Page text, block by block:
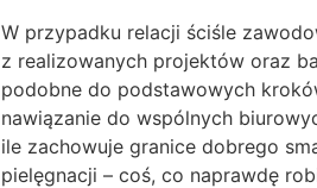
W przypadku relacji ściśle
z realizowanych projektów oraz
podobne do podstawowych
nawiązanie do wspólnych
ile zachowuje granice dobrego
pielęgnacji – coś, co naprawdę